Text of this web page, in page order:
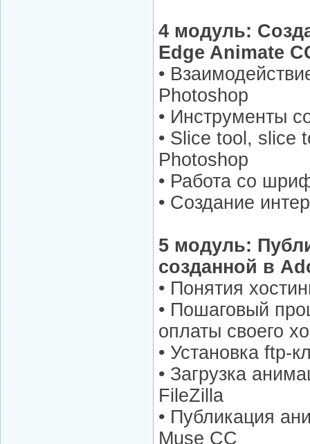
4 модуль:
Edge Animate
•
Photoshop
• Инструменты
• Slice tool, slice
Photoshop
• Работа со
• Создание
5 модуль:
созданной в
• Понятия
• Пошаговый
оплаты своего
• Установка ftp-
• Загрузка
FileZilla
• Публикация
Muse CC